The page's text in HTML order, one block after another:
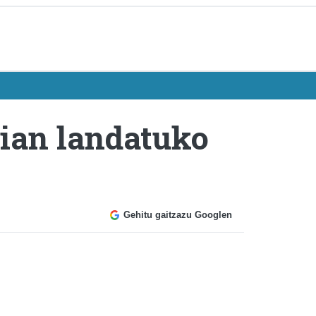
landatuko
Gehitu gaitzazu Googlen